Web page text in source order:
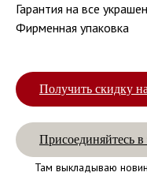
Гарантия на все
Фирменная упаковка
Получить скидку
Присоединяйтесь в
Там выкладываю